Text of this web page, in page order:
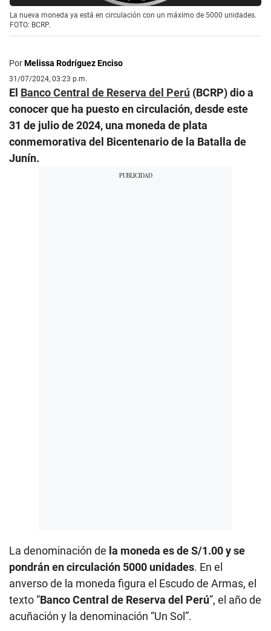
La nueva moneda ya está en circulación con un máximo de 5000 unidades.
FOTO: BCRP.
PorMelissa Rodríguez Enciso
31/07/2024, 03:23 p.m.
El Banco Central de Reserva del Perú (BCRP) dio a
conocer que ha puesto en circulación, desde este
31 de julio de 2024, una moneda de plata
conmemorativa del Bicentenario de la Batalla de
Junín.
La denominación de la moneda es de S/1.00 y se
pondrán en circulación 5000 unidades. En el
anverso de la moneda figura el Escudo de Armas, el
texto “Banco Central de Reserva del Perú”, el año de
acuñación y la denominación “Un Sol”.